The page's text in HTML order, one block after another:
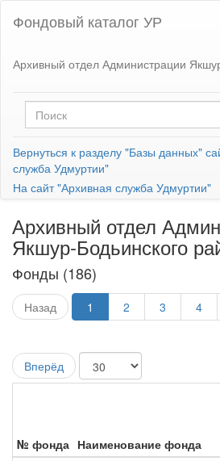
Фондовый каталог УР
Архивный отдел Администрации
Вернуться к разделу "Базы данных"
служба Удмуртии"
На сайт "Архивная служба Удмуртии"
Архивный отдел
Якшур-Бодьинского
Фонды (186)
Назад 1 2 3 4
Вперёд
№ фонда Наименование фонда